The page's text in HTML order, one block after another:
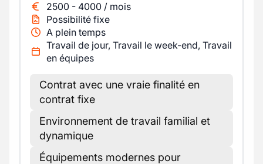
2500 - 4000 / mois
Possibilité fixe
A plein temps
Travail de jour, Travail le week-end, Travail
en équipes
Contrat avec une vraie finalité en
contrat fixe
Environnement de travail familial et
dynamique
Équipements modernes pour